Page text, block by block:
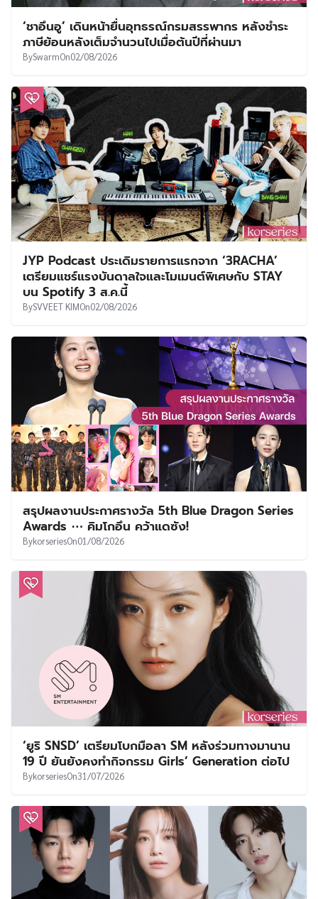
‘ชาอึนอู’ เดินหน้ายื่นอุทธรณ์กรมสรรพากร หลังชำระ
ภาษีย้อนหลังเต็มจำนวนไปเมื่อต้นปีที่ผ่านมา
BySwarmOn02/08/2026
JYP Podcast ประเดิมรายการแรกจาก ‘3RACHA’
เตรียมแชร์แรงบันดาลใจและโมเมนต์พิเศษกับ STAY
บน Spotify 3 ส.ค.นี้
BySVVEET KIMOn02/08/2026
สรุปผลงานประกาศรางวัล 5th Blue Dragon Series
Awards ⋯ คิมโกอึน คว้าแดซัง!
BykorseriesOn01/08/2026
‘ยูริ SNSD’ เตรียมโบกมือลา SM หลังร่วมทางมานาน
19 ปี ยันยังคงทำกิจกรรม Girls’ Generation ต่อไป
BykorseriesOn31/07/2026